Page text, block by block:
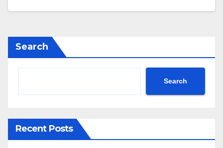
Search
Search
Recent Posts